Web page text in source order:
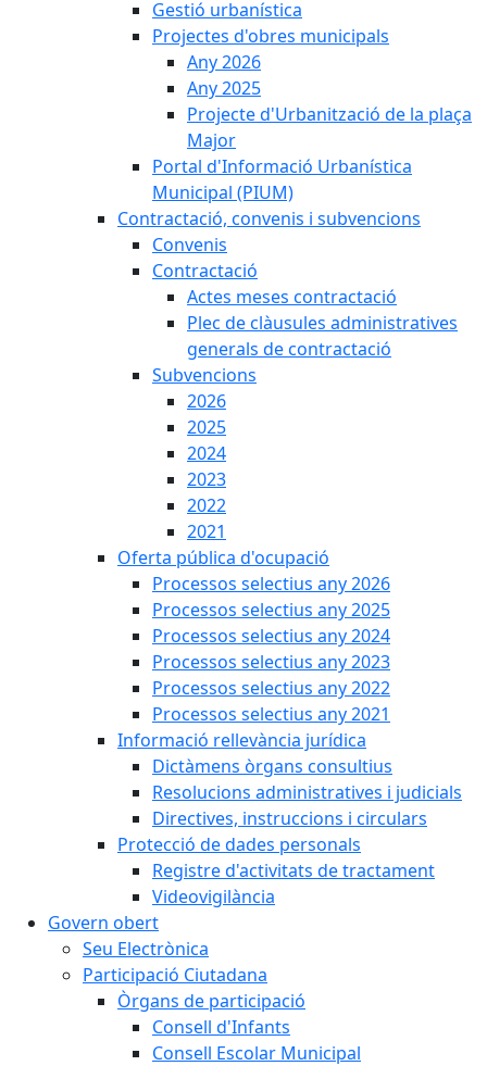
Gestió urbanística
Projectes d'obres municipals
Any 2026
Any 2025
Projecte d'Urbanització de la plaça
Major
Portal d'Informació Urbanística
Municipal (PIUM)
Contractació, convenis i subvencions
Convenis
Contractació
Actes meses contractació
Plec de clàusules administratives
generals de contractació
Subvencions
2026
2025
2024
2023
2022
2021
Oferta pública d'ocupació
Processos selectius any 2026
Processos selectius any 2025
Processos selectius any 2024
Processos selectius any 2023
Processos selectius any 2022
Processos selectius any 2021
Informació rellevància jurídica
Dictàmens òrgans consultius
Resolucions administratives i judicials
Directives, instruccions i circulars
Protecció de dades personals
Registre d'activitats de tractament
Videovigilància
Govern obert
Seu Electrònica
Participació Ciutadana
Òrgans de participació
Consell d'Infants
Consell Escolar Municipal